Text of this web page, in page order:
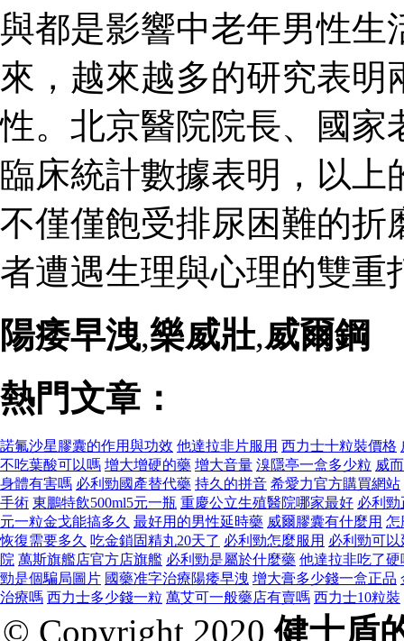
與都是影響中老年男性生
來，越來越多的研究表
性。北京醫院院長、國家
臨床統計數據表明，以上
不僅僅飽受排尿困難的折
者遭遇生理與心理的雙重
陽痿早洩,樂威壯,威爾鋼
熱門文章：
諾氟沙星膠囊的作用與功效 他達拉非片服用 西力士十粒裝價格
不吃葉酸可以嗎 增大增硬的藥 增大音量 溴隱亭一盒多少粒 威
身體有害嗎 必利勁國產替代藥 持久的拼音 希愛力官方購買網站
手術 東鵬特飲500ml5元一瓶 重慶公立生殖醫院哪家最好 必利
元一粒金戈能搞多久 最好用的男性延時藥 威爾膠囊有什麼用 怎
恢復需要多久 吃金鎖固精丸20天了 必利勁怎麼服用 必利勁可
院 萬斯旗艦店官方店旗艦 必利勁是屬於什麼藥 他達拉非吃了硬
勁是個騙局圖片 國藥准字治療陽痿早洩 增大膏多少錢一盒正品
治療嗎 西力士多少錢一粒 萬艾可一般藥店有賣嗎 西力士10粒裝
© Copyright 2020健士盾